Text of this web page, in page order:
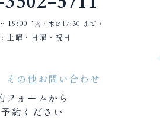
19:00 *火・木は17:30 まで /
土曜・日曜・祝日
その他お問い合わせ
フォームから
約ください